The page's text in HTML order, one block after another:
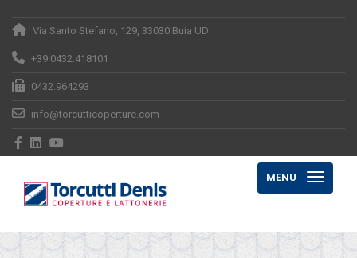
Via Santo Stefano, 129, 33030 Buia UD
+39 0432.418101
0432.964293
info@torcutticoperture.com
MENU